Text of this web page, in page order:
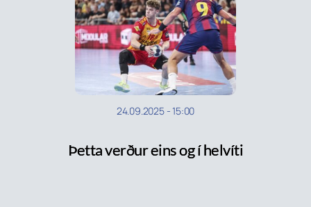
24.09.2025-15:00
Þetta verður eins og í helvíti